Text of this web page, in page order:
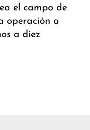
el campo de
operación a
a diez